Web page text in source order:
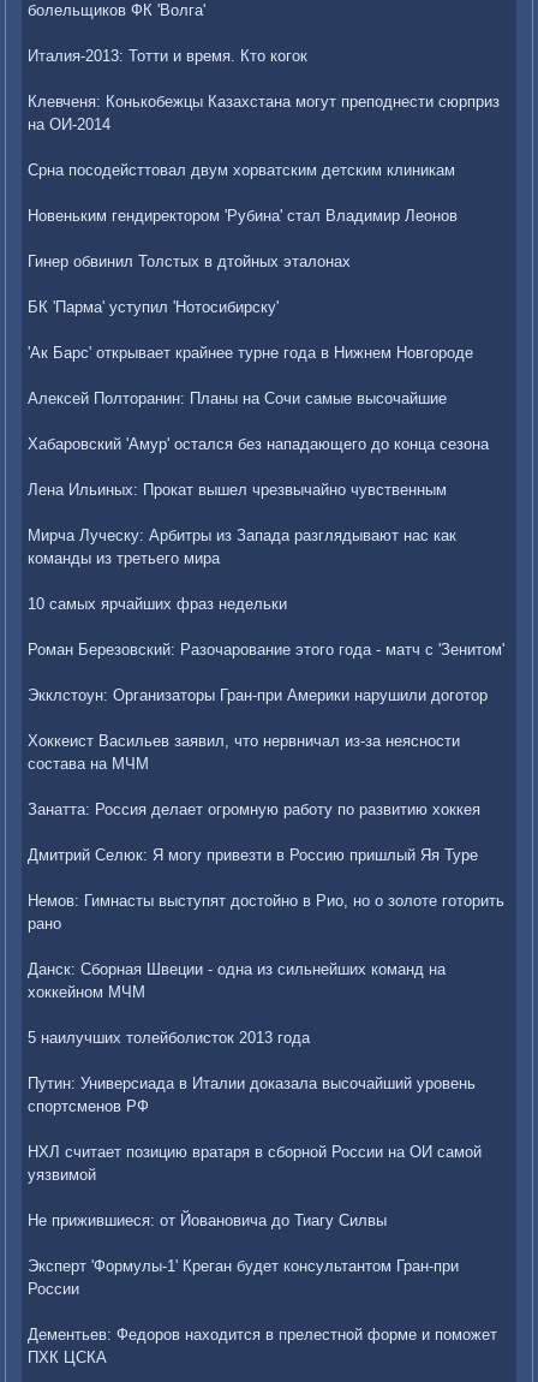
болельщиков ФК 'Волга'
Италия-2013: Тотти и время. Кто когок
Клевченя: Конькобежцы Казахстана могут преподнести сюрприз
на ОИ-2014
Срна посодейсттовал двум хорватским детским клиникам
Новеньким гендиректором 'Рубина' стал Владимир Леонов
Гинер обвинил Толстых в дтойных эталонах
БК 'Парма' уступил 'Нотосибирску'
'Ак Барс' открывает крайнее турне года в Нижнем Новгороде
Алексей Полторанин: Планы на Сочи самые высочайшие
Хабаровский 'Амур' остался без нападающего до конца сезона
Лена Ильиных: Прокат вышел чрезвычайно чувственным
Мирча Луческу: Арбитры из Запада разглядывают нас как
команды из третьего мира
10 самых ярчайших фраз недельки
Роман Березовский: Разочарование этого года - матч с 'Зенитом'
Экклстоун: Организаторы Гран-при Америки нарушили доготор
Хоккеист Васильев заявил, что нервничал из-за неясности
состава на МЧМ
Занатта: Россия делает огромную работу по развитию хоккея
Дмитрий Селюк: Я могу привезти в Россию пришлый Яя Туре
Немов: Гимнасты выступят достойно в Рио, но о золоте готорить
рано
Данск: Сборная Швеции - одна из сильнейших команд на
хоккейном МЧМ
5 наилучших толейболисток 2013 года
Путин: Универсиада в Италии доказала высочайший уровень
спортсменов РФ
НХЛ считает позицию вратаря в сборной России на ОИ самой
уязвимой
Не прижившиеся: от Йовановича до Тиагу Силвы
Эксперт 'Формулы-1' Креган будет консультантом Гран-при
России
Дементьев: Федоров находится в прелестной форме и поможет
ПХК ЦСКА